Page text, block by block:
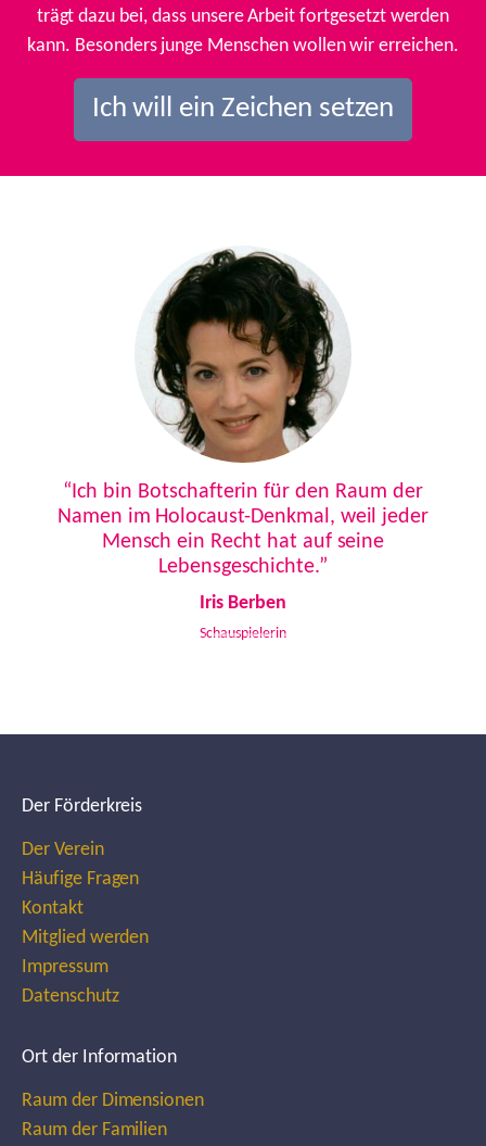
trägt dazu bei, dass unsere Arbeit fortgesetzt werden
kann. Besonders junge Menschen wollen wir erreichen.
Ich will ein Zeichen setzen
“Ich bin Botschafterin für den Raum der
Namen im Holocaust-Denkmal, weil jeder
Mensch ein Recht hat auf seine
Lebensgeschichte.”
Iris Berben
Schauspielerin
Der Förderkreis
Der Verein
Häufige Fragen
Kontakt
Mitglied werden
Impressum
Datenschutz
Ort der Information
Raum der Dimensionen
Raum der Familien